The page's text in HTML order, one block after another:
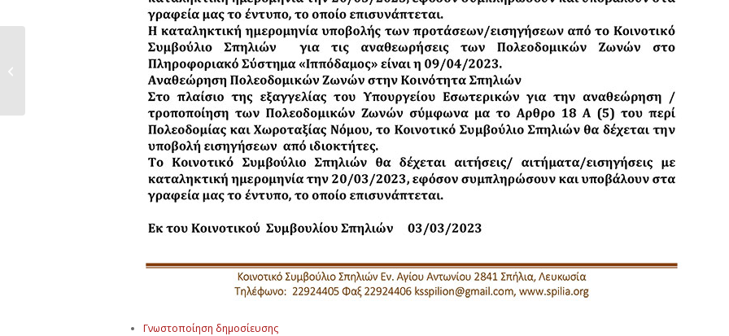
Γνωστοποίηση δημοσίευσης
ΣΤΗΡΙΞΗ ΚΑΤΟΙΚΩΝ ΟΡΕΙΝΩΝ
ΚΟΙΝΟΤΗΤΩΝ (αιτήσεις...